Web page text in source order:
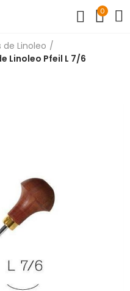
0
de Linoleo
Linoleo Pfeil L 7/6